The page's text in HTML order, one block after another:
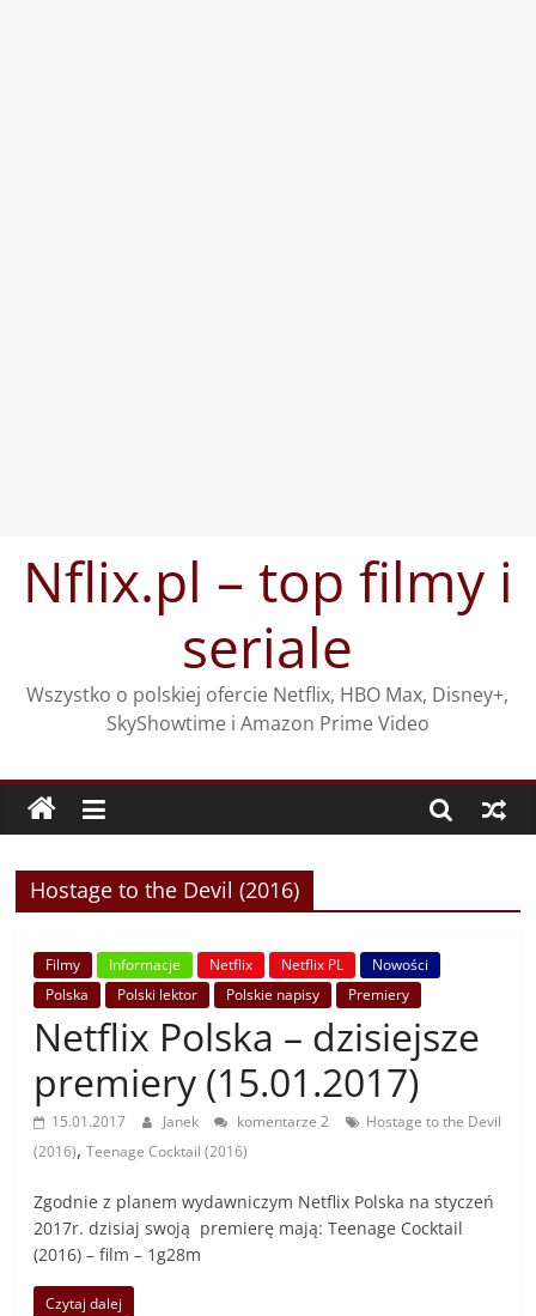
treściNflix.pl – top filmy i
seriale
Wszystko o polskiej ofercie Netflix, HBO Max, Disney+,
SkyShowtime i Amazon Prime Video
Hostage to the Devil (2016)
Filmy Informacje Netflix Netflix PL
Nowości
Polska
Polski lektor Polskie napisy Premiery
Netflix Polska – dzisiejsze
premiery (15.01.2017)
15.01.2017 Janek komentarze 2
Hostage to the Devil
(2016),Teenage Cocktail (2016)
Zgodnie z planem wydawniczym Netflix Polska na styczeń
2017r. dzisiaj swoją premierę mają: Teenage Cocktail
(2016) – film – 1g28m
Czytaj dalej